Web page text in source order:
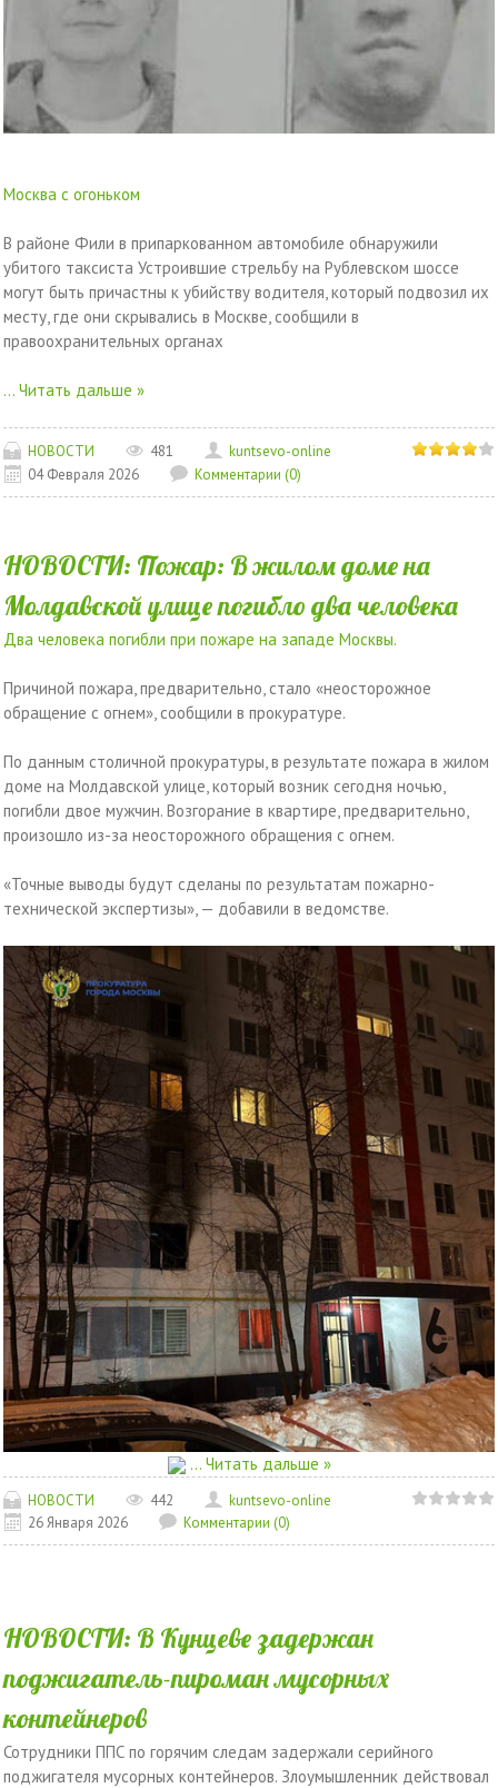
Москва с огоньком
В районе Фили в припаркованном автомобиле обнаружили
убитого таксиста Устроившие стрельбу на Рублевском шоссе
могут быть причастны к убийству водителя, который подвозил их
месту, где они скрывались в Москве, сообщили в
правоохранительных органах
... Читать дальше »
НОВОСТИ 481
kuntsevo-online
04 Февраля 2026
Комментарии (0)
НОВОСТИ: Пожар: В жилом доме на
Молдавской улице погибло два человека
Два человека погибли при пожаре на западе Москвы.
Причиной пожара, предварительно, стало «неосторожное
обращение с огнем», сообщили в прокуратуре.
По данным столичной прокуратуры, в результате пожара в жилом
доме на Молдавской улице, который возник сегодня ночью,
погибли двое мужчин. Возгорание в квартире, предварительно,
произошло из-за неосторожного обращения с огнем.
«Точные выводы будут сделаны по результатам пожарно-
технической экспертизы», — добавили в ведомстве.
... Читать дальше »
НОВОСТИ 442
kuntsevo-online
26 Января 2026
Комментарии (0)
НОВОСТИ: В Кунцеве задержан
поджигатель-пироман мусорных
контейнеров
Сотрудники ППС по горячим следам задержали серийного
поджигателя мусорных контейнеров. Злоумышленник действовал